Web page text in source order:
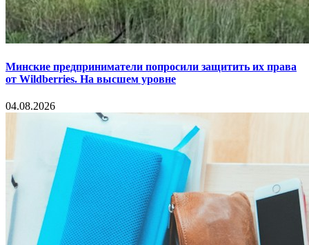
Минские предприниматели попросили защитить их права
от Wildberries. На высшем уровне
04.08.2026